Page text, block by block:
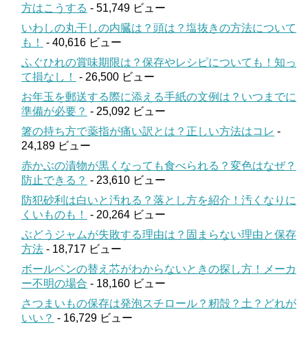
方はこうする - 51,749 ビュー
いわしの丸干しの内臓は？頭は？塩抜きの方法について
も！
- 40,616 ビュー
ふぐひれの賞味期限は？保存やレシピについても！知っ
て損なし！
- 26,500 ビュー
お年玉を郵送する際に添える手紙の文例は？いつまでに
準備が必要？ - 25,092 ビュー
箸の持ち方で薬指が痛い訳とは？正しい方法はコレ -
24,189 ビュー
赤かぶの漬物が黒くなっても食べられる？変色はなぜ？
防止できる？ - 23,610 ビュー
防犯砂利は白いと汚れる？落とし方を紹介！汚くなりに
くいものも！
- 20,264 ビュー
ぶどうジャムが失敗する理由は？固まらない理由と保存
方法 - 18,717 ビュー
ボールペンの替え芯がわからないときの探し方！メーカ
ー不明の場合 - 18,160 ビュー
さつまいもの保存は発泡スチロール？籾殻？土？どれが
いい？ - 16,729 ビュー